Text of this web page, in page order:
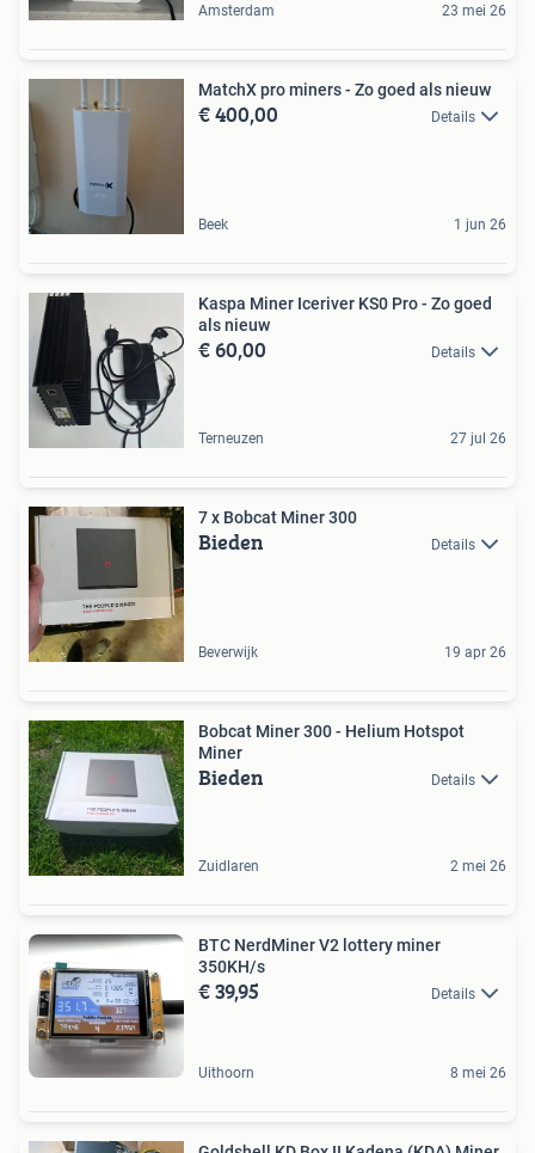
Amsterdam 23 mei 26
MatchX pro miners - Zo goed als nieuw
€ 400,00 Details
Beek 1 jun 26
Kaspa Miner Iceriver KS0 Pro - Zo goed
als nieuw
€ 60,00 Details
Terneuzen 27 jul 26
7 x Bobcat Miner 300
Bieden Details
Beverwijk 19 apr 26
Bobcat Miner 300 - Helium Hotspot
Miner
Bieden Details
Zuidlaren 2 mei 26
BTC NerdMiner V2 lottery miner
350KH/s
€ 39,95 Details
Uithoorn 8 mei 26